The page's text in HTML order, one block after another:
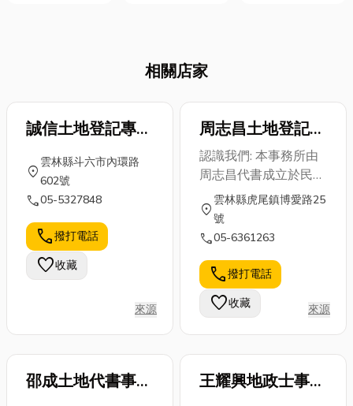
人清運會不會
很貴？」，其
法、專業的垃
圾清運公司，
不僅能幫你省
下寶貴時間和
力氣，更能確
保廢棄物被妥
善、環保地處
週轉的選擇。
但這跟銀行貸
款有什麼不
同？會不會有
風險？免留車
又需要甚麼條
件？本文將用
式，帶你從0
開始認識這個
車、又能變現
資金」的借款
方式...
廠，如果您有
相關需求，歡
迎隨時聯繫！
當提到橡膠製
品，您會想到
什麼？是日常
見的橡膠手
套、鞋底，還
是高科技產業
中不可或缺的
精密...
相關店家
誠信土地登記專業
代理人事務所
location_on
雲林縣斗六市內環路
602號
call05-5327848
call撥打電話
favorite收藏
來源
周志昌土地登記專
業代理人事務所
認識我們: 本事務所由
周志昌代書成立於民
89年 並由誠懇踏實之
周志昌代書主持,周代
書於86年取得土地代
及不動產經紀人普考及
格,學養俱佳,曾服務於
台中泓嘉法律事務所,
登記,銀行貸款,土地分
location_on
雲林縣虎尾鎮博愛路25
號
call05-6361263
call撥打電話
favorite收藏 來源
邵成土地代書事務
王耀興地政士事務